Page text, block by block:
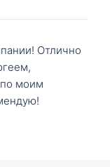
Отлично
моим